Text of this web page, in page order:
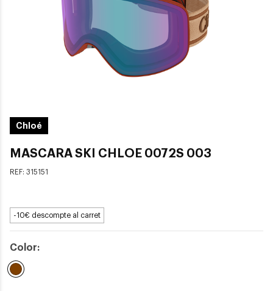
Chloé
MASCARA SKI CHLOE 0072S 003
REF: 315151
-10€ descompte al carret
Color: